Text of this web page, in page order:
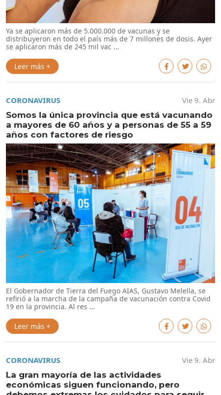
Ya se aplicaron más de 5.000.000 de vacunas y se
distribuyeron en todo el país más de 7 millones de dosis. Ayer
se aplicaron más de 245 mil vac ...
Leer más +
CORONAVIRUS
Vie 9. Abr
Somos la única provincia que está vacunando
a mayores de 60 años y a personas de 55 a 59
años con factores de riesgo
El Gobernador de Tierra del Fuego AIAS, Gustavo Melella, se
refirió a la marcha de la campaña de vacunación contra Covid
19 en la provincia. Al res ...
Leer más +
CORONAVIRUS
Vie 9. Abr
La gran mayoría de las actividades
económicas siguen funcionando, pero